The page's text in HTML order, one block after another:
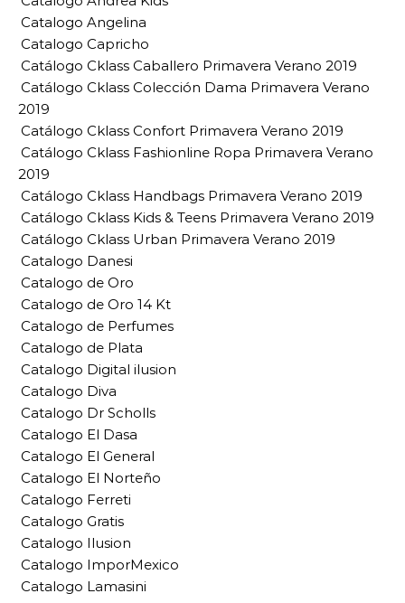
Catalogo Angelina
Catalogo Capricho
Catálogo Cklass Caballero Primavera Verano 2019
Catálogo Cklass Colección Dama Primavera Verano
2019
Catálogo Cklass Confort Primavera Verano 2019
Catálogo Cklass Fashionline Ropa Primavera Verano
2019
Catálogo Cklass Handbags Primavera Verano 2019
Catálogo Cklass Kids & Teens Primavera Verano 2019
Catálogo Cklass Urban Primavera Verano 2019
Catalogo Danesi
Catalogo de Oro
Catalogo de Oro 14 Kt
Catalogo de Perfumes
Catalogo de Plata
Catalogo Digital ilusion
Catalogo Diva
Catalogo Dr Scholls
Catalogo El Dasa
Catalogo El General
Catalogo El Norteño
Catalogo Ferreti
Catalogo Gratis
Catalogo Ilusion
Catalogo ImporMexico
Catalogo Lamasini